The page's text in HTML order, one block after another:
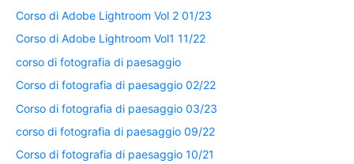
Corso di Adobe Lightroom Vol 2 01/23
Corso di Adobe Lightroom Vol1 11/22
corso di fotografia di paesaggio
Corso di fotografia di paesaggio 02/22
Corso di fotografia di paesaggio 03/23
corso di fotografia di paesaggio 09/22
Corso di fotografia di paesaggio 10/21